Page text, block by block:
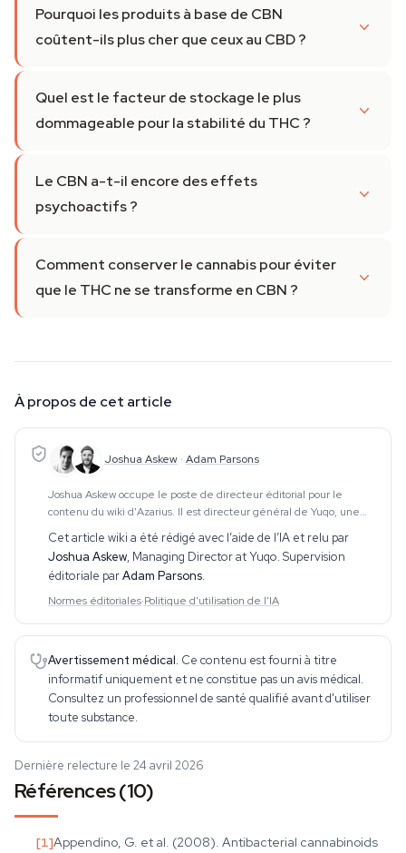
Pourquoi les produits à base de CBN
coûtent-ils plus cher que ceux au CBD ?
Quel est le facteur de stockage le plus
dommageable pour la stabilité du THC ?
Le CBN a-t-il encore des effets
psychoactifs ?
Comment conserver le cannabis pour éviter
que le THC ne se transforme en CBN ?
À propos de cet article
Joshua Askew · Adam Parsons
Joshua Askew occupe le poste de directeur éditorial pour le
contenu du wiki d'Azarius. Il est directeur général de Yuqo, une
cannabis, les psychédéliques e
Cet article wiki a été rédigé avec l’aide de l’IA et relu par
Joshua Askew, Managing Director at Yuqo. Supervision
éditoriale parAdam Parsons.
Normes éditoriales·Politique d'utilisation de l'IA
Avertissement médical. Ce contenu est fourni à titre
informatif uniquement et ne constitue pas un avis médical.
Consultez un professionnel de santé qualifié avant d'utiliser
toute substance.
Dernière relecture le 24 avril 2026
Références (10)
[1]Appendino, G. et al. (2008). Antibacterial cannabinoids